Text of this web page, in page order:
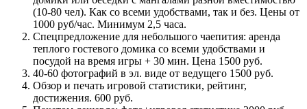
(10-80 чел). Как со всеми удобствами, так и без. Цены от
1000 руб/час. Минимум 2,5 часа.
Спецпредложение для небольшого чаепития: аренда
теплого гостевого домика со всеми удобствами и
посудой на время игры + 30 мин. Цена 1500 руб.
40-60 фотографий в эл. виде от ведущего 1500 руб.
Обзор и печать игровой статистики, рейтинг,
достижения. 600 руб.